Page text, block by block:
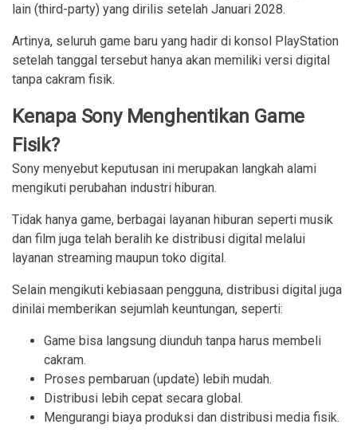
lain (third-party) yang dirilis setelah Januari 2028.
Artinya, seluruh game baru yang hadir di konsol PlayStation
setelah tanggal tersebut hanya akan memiliki versi digital
tanpa cakram fisik.
Kenapa Sony Menghentikan Game
Fisik?
Sony menyebut keputusan ini merupakan langkah alami
mengikuti perubahan industri hiburan.
Tidak hanya game, berbagai layanan hiburan seperti musik
dan film juga telah beralih ke distribusi digital melalui
layanan streaming maupun toko digital.
Selain mengikuti kebiasaan pengguna, distribusi digital juga
dinilai memberikan sejumlah keuntungan, seperti:
Game bisa langsung diunduh tanpa harus membeli
cakram.
Proses pembaruan (update) lebih mudah.
Distribusi lebih cepat secara global.
Mengurangi biaya produksi dan distribusi media fisik.